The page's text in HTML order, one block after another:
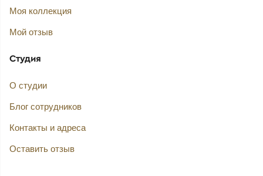
Моя коллекция
Мой отзыв
Студия
О студии
Блог сотрудников
Контакты и адреса
Оставить отзыв